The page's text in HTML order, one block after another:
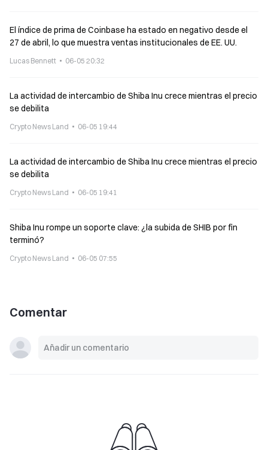
El índice de prima de Coinbase ha estado en negativo desde el
27 de abril, lo que muestra ventas institucionales de EE. UU.
Lucas Bennett 06-05 20:32
La actividad de intercambio de Shiba Inu crece mientras el precio
se debilita
Crypto News Land 06-05 19:44
La actividad de intercambio de Shiba Inu crece mientras el precio
se debilita
Crypto News Land 06-05 19:41
Shiba Inu rompe un soporte clave: ¿la subida de SHIB por fin
terminó?
Crypto News Land 06-05 07:55
Comentar